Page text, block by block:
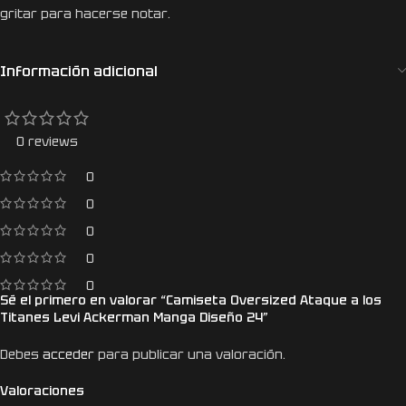
gritar para hacerse notar.
Información adicional
0 reviews
0
0
0
0
0
Valoraciones
Sé el primero en valorar “Camiseta Oversized Ataque a los
Titanes Levi Ackerman Manga Diseño 24”
Debes acceder para publicar una valoración.